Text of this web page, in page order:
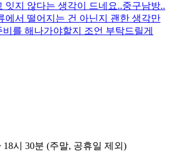
잇지 않다는 생각이 드네요..중구남방..
에서 떨어지는 건 아닌지 괜한 생각만
를 해나가야할지 조언 부탁드릴게
18시 30분 (주말, 공휴일 제외)